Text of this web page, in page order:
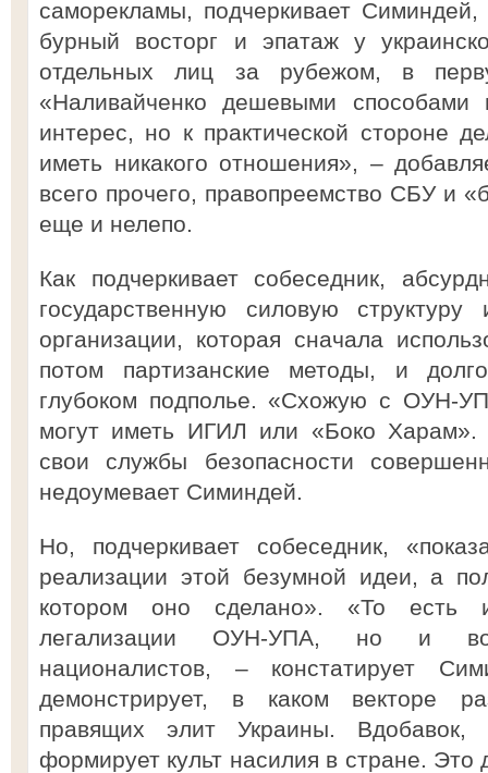
саморекламы, подчеркивает
бурный восторг и эпатаж у
отдельных лиц за рубежом, в
«Наливайченко дешевыми способами
интерес, но к практической стороне
иметь никакого отношения», –
всего прочего, правопреемство СБУ и
еще и нелепо.
Как подчеркивает собеседник,
государственную силовую
организации, которая сначала
потом партизанские методы, и
глубоком подполье. «Схожую с ОУН-
могут иметь ИГИЛ или «Боко Харам».
свои службы безопасности
недоумевает Симиндей.
Но, подчеркивает собеседник,
реализации этой безумной идеи, а
котором оно сделано». «То есть
легализации ОУН-УПА, но и
националистов, – констатирует
демонстрирует, в каком векторе
правящих элит Украины. Вдобавок,
формирует культ насилия в стране. Это